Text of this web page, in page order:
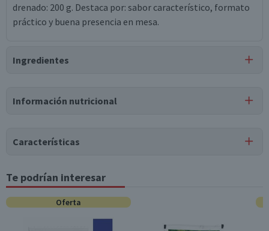
drenado: 200 g. Destaca por: sabor característico, formato
práctico y buena presencia en mesa.
Ingredientes
Información nutricional
Tabla nutricional
Por cada 100g/ml
Características
Tipo de Producto
Aceitunas Azapa
Pack-Unitario
Te podrían interesar
Oferta